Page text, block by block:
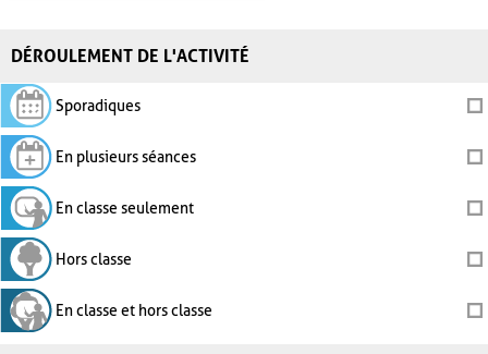
DÉROULEMENT DE L'ACTIVITÉ
Sporadiques
En plusieurs séances
En classe seulement
Hors classe
En classe et hors classe